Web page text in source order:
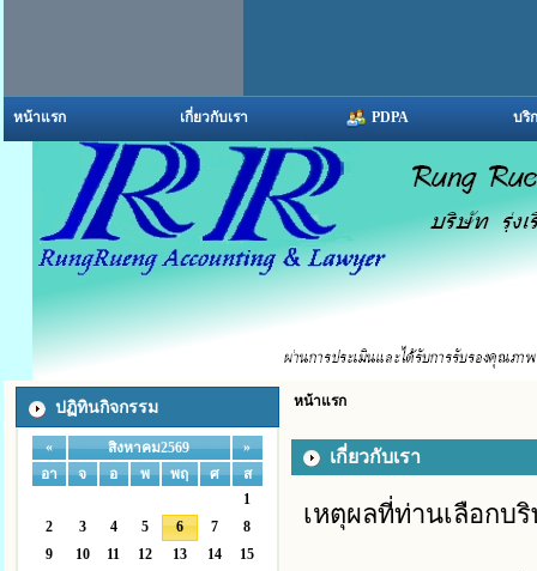
หน้าแรก เกี่ยวกับเรา PDPA บริ
ปฏิทินกิจกรรม
« สิงหาคม2569
»
อา
จ อ พ พฤ ศ
ส
1
2
3 4 5 6 7
8
9
10 11 12 13 14
15
หน้าแรก
เกี่ยวกับเรา
เหตุผลที่ท่านเลือกบ